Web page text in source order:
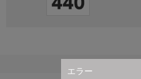
エラー